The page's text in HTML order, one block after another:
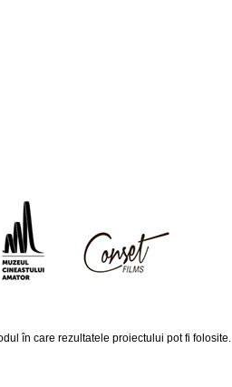
în care rezultatele proiectului pot fi folosite.